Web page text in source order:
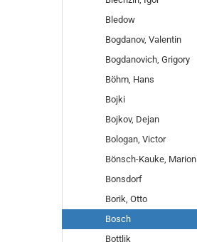
Bledow
Bogdanov, Valentin
Bogdanovich, Grigory
Böhm, Hans
Bojki
Bojkov, Dejan
Bologan, Victor
Bönsch-Kauke, Marion
Bonsdorf
Borik, Otto
Bosch
Bottlik